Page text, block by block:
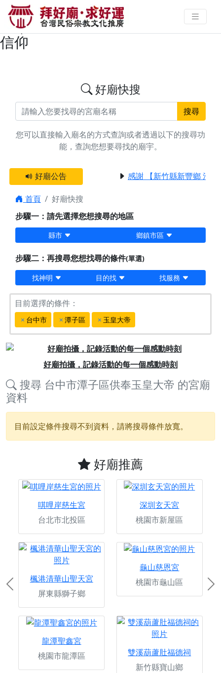
搜尋台中市潭子區玉皇大帝廟宇資
料 | 拜好廟求好運 找到與您有緣的
信仰
好廟快搜
搜尋
您可以直接輸入廟名的方式查詢或者透過以下的搜尋功
能，查詢您想要尋找的廟宇。
好廟公告 感謝 【新竹縣新豐鄉 池
首頁
好廟快搜
步驟一：請先選擇您想搜尋的地區
縣市 鄉鎮市區
步驟二：再搜尋您想找尋的條件(單選)
找神明 目的找 找服務
目前選擇的條件：
台中市 潭子區 玉皇大帝
好廟拍攝，記錄活動的每一個感動時刻
Previous
搜尋 台中市潭子區供奉玉皇大帝 的宮廟
資料
目前設定條件搜尋不到資料，請將搜尋條件放寬。
好廟推薦
唭哩岸慈生宮
台北市北投區
深圳玄天宮
桃園市新屋區
楓港清華山聖天宮
屏東縣獅子鄉
龜山慈恩宮
桃園市龜山區
龍潭聖鑫宮
桃園市龍潭區
雙溪葫蘆肚福德祠
新竹縣寶山鄉
Previous